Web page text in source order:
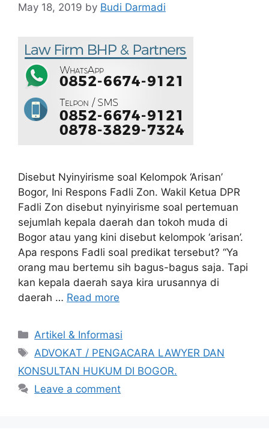
May 18, 2019 by Budi Darmadi
Disebut Nyinyirisme soal Kelompok ‘Arisan’
Bogor, Ini Respons Fadli Zon. Wakil Ketua DPR
Fadli Zon disebut nyinyirisme soal pertemuan
sejumlah kepala daerah dan tokoh muda di
Bogor atau yang kini disebut kelompok ‘arisan’.
Apa respons Fadli soal predikat tersebut? “Ya
orang mau bertemu sih bagus-bagus saja. Tapi
kan kepala daerah saya kira urusannya di
daerah … Read more
Artikel & Informasi
ADVOKAT / PENGACARA LAWYER DAN
KONSULTAN HUKUM DI BOGOR.
Leave a comment